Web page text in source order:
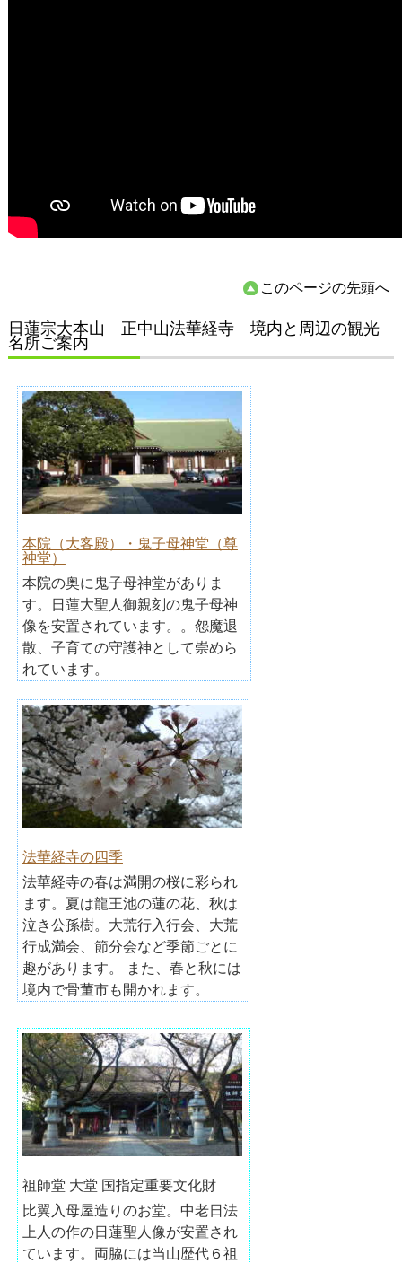
このページの先頭へ
日蓮宗大本山 正中山法華経寺 境内と周辺の観光
名所ご案内
本院（大客殿）・鬼子母神堂（尊
神堂）
本院の奥に鬼子母神堂がありま
す。日蓮大聖人御親刻の鬼子母神
像を安置されています。。怨魔退
散、子育ての守護神として崇めら
れています。
法華経寺の四季
法華経寺の春は満開の桜に彩られ
ます。夏は龍王池の蓮の花、秋は
泣き公孫樹。大荒行入行会、大荒
行成満会、節分会など季節ごとに
趣があります。 また、春と秋には
境内で骨董市も開かれます。
祖師堂 大堂 国指定重要文化財
比翼入母屋造りのお堂。中老日法
上人の作の日蓮聖人像が安置され
ています。両脇には当山歴代６祖